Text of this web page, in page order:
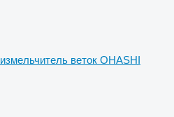
измельчитель веток OHASHI